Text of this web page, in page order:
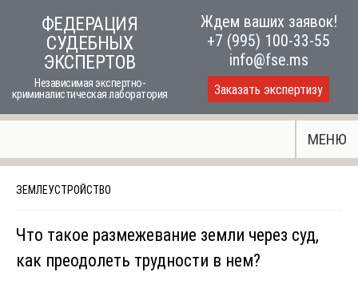
ФЕДЕРАЦИЯ
СУДЕБНЫХ
ЭКСПЕРТОВ
Независимая экспертно-
криминалистическая лаборатория
Ждем ваших заявок!
+7 (995) 100-33-55
info@fse.ms
Заказать экспертизу
МЕНЮ
ЗЕМЛЕУСТРОЙСТВО
Что такое размежевание земли через суд,
как преодолеть трудности в нем?